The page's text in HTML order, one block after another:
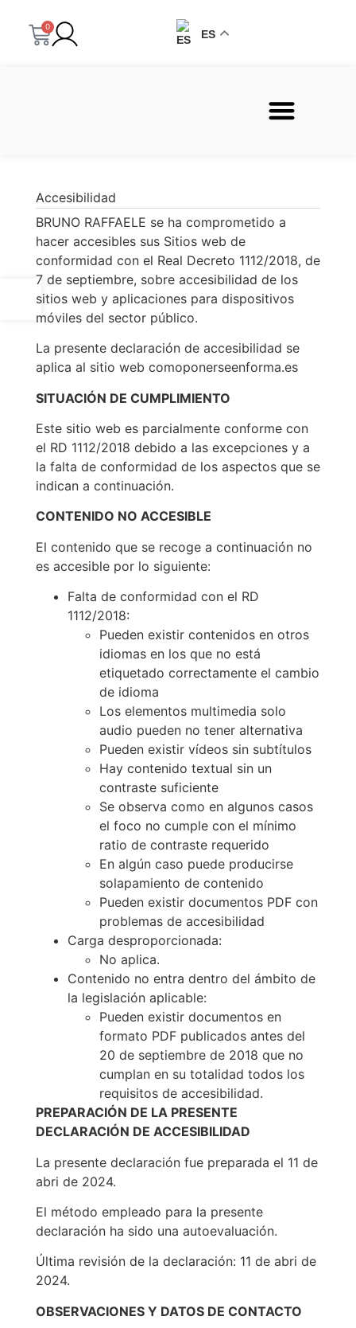
ES
0
Accesibilidad
BRUNO RAFFAELE se ha comprometido a
hacer accesibles sus Sitios web de
conformidad con el Real Decreto 1112/2018, de
7 de septiembre, sobre accesibilidad de los
sitios web y aplicaciones para dispositivos
móviles del sector público.
La presente declaración de accesibilidad se
aplica al sitio web comoponerseenforma.es
SITUACIÓN DE CUMPLIMIENTO
Este sitio web es parcialmente conforme con
el RD 1112/2018 debido a las excepciones y a
la falta de conformidad de los aspectos que se
indican a continuación.
CONTENIDO NO ACCESIBLE
El contenido que se recoge a continuación no
es accesible por lo siguiente:
Falta de conformidad con el RD
1112/2018:
Pueden existir contenidos en otros
idiomas en los que no está
etiquetado correctamente el cambio
de idioma
Los elementos multimedia solo
audio pueden no tener alternativa
Pueden existir vídeos sin subtítulos
Hay contenido textual sin un
contraste suficiente
Se observa como en algunos casos
el foco no cumple con el mínimo
ratio de contraste requerido
En algún caso puede producirse
solapamiento de contenido
Pueden existir documentos PDF con
problemas de accesibilidad
Carga desproporcionada:
No aplica.
Contenido no entra dentro del ámbito de
la legislación aplicable:
Pueden existir documentos en
formato PDF publicados antes del
20 de septiembre de 2018 que no
cumplan en su totalidad todos los
requisitos de accesibilidad.
PREPARACIÓN DE LA PRESENTE
DECLARACIÓN DE ACCESIBILIDAD
La presente declaración fue preparada el 11 de
abri de 2024.
El método empleado para la presente
declaración ha sido una autoevaluación.
Última revisión de la declaración: 11 de abri de
2024.
OBSERVACIONES Y DATOS DE CONTACTO
Abrir barra de herramientas